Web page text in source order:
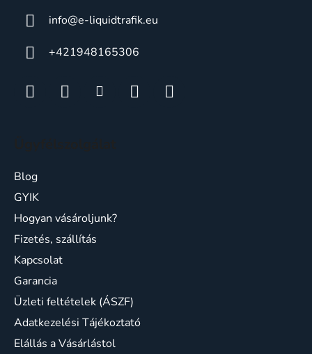
info@e-liquidtrafik.eu
+421948165306
Blog
GYIK
Hogyan vásároljunk?
Fizetés, szállítás
Kapcsolat
Garancia
Üzleti feltételek (ÁSZF)
Adatkezelési Tájékoztató
Elállás a Vásárlástol